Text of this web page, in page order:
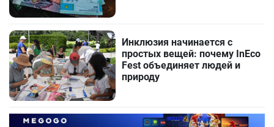
Инклюзия начинается с
простых вещей: почему InEco
Fest объединяет людей и
природу